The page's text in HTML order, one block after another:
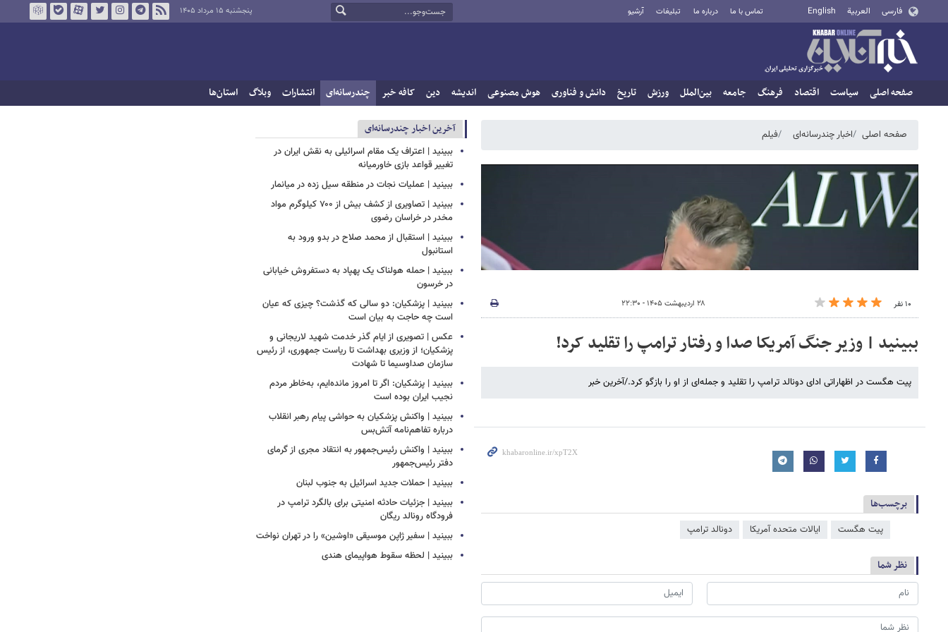
فارسی العربية English تماس با ما درباره ما تبلیغات آرشیو پنجشنبه ۱۵ مرداد ۱۴۰۵
صفحه اصلی سیاست اقتصاد فرهنگ جامعه بین‌الملل ورزش تاریخ دانش و فناوری هوش مصنوعی اندیشه دین کافه خبر چندرسانه‌ای انتشارات وبلاگ استان‌ها
صفحه اصلی اخبار چندرسانه‌ای فیلم
۱۰ نفر ۲۸ اردیبهشت ۱۴۰۵ - ۲۲:۳۰
ببینید | وزیر جنگ آمریکا صدا و رفتار ترامپ را تقلید کرد!
پیت هگست در اظهاراتی ادای دونالد ترامپ را تقلید و جمله‌ای از او را بازگو کرد./آخرین خبر
برچسب‌ها
پیت هگست ایالات متحده آمریکا دونالد ترامپ
نظر شما
آخرین اخبار چندرسانه‌ای
ببینید | اعتراف یک مقام اسرائیلی به نقش ایران در
تغییر قواعد بازی خاورمیانه
ببینید | عملیات نجات در منطقه سیل زده در میانمار
ببینید | تصاویری از کشف بیش از ۷۰۰ کیلوگرم مواد
مخدر در خراسان رضوی
ببینید | استقبال از محمد صلاح در بدو ورود به
استانبول
ببینید | حمله هولناک یک پهپاد به دستفروش خیابانی
در خرسون
ببینید | پزشکیان: دو سالی که گذشت؟ چیزی که عیان
است چه حاجت به بیان است
عکس | تصویری از ایام گذر خدمت شهید لاریجانی و
پزشکیان؛ از وزیری بهداشت تا ریاست جمهوری، از رئیس
سازمان صداوسیما تا شهادت
ببینید | پزشکیان: اگر تا امروز مانده‌ایم، به‌خاطر مردم
نجیب ایران بوده است
ببینید | واکنش پزشکیان به حواشی پیام رهبر انقلاب
درباره تفاهم‌نامه آتش‌بس
ببینید | واکنش رئیس‌جمهور به انتقاد مجری از گرمای
دفتر رئیس‌جمهور
ببینید | حملات جدید اسرائیل به جنوب لبنان
ببینید | جزئیات حادثه امنیتی برای بالگرد ترامپ در
فرودگاه رونالد ریگان
ببینید | سفیر ژاپن موسیقی «اوشین» را در تهران نواخت
ببینید | لحظه سقوط هواپیمای هندی